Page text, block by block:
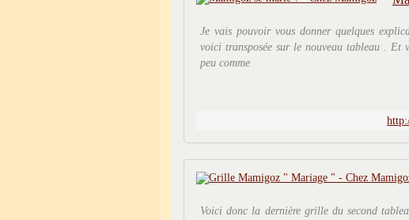
Je vais pouvoir vous donner quelques
voici transposée sur le nouveau tableau . Et
peu comme
Voici donc la dernière grille du second